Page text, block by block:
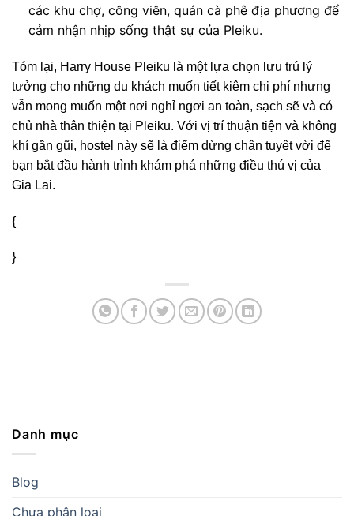
các khu chợ, công viên, quán cà phê địa phương để
cảm nhận nhịp sống thật sự của Pleiku.
Tóm lại, Harry House Pleiku là một lựa chọn lưu trú lý
tưởng cho những du khách muốn tiết kiệm chi phí nhưng
vẫn mong muốn một nơi nghỉ ngơi an toàn, sạch sẽ và có
chủ nhà thân thiện tại Pleiku. Với vị trí thuận tiện và không
khí gần gũi, hostel này sẽ là điểm dừng chân tuyệt vời để
bạn bắt đầu hành trình khám phá những điều thú vị của
Gia Lai.
{
}
Danh mục
Blog
Chưa phân loại